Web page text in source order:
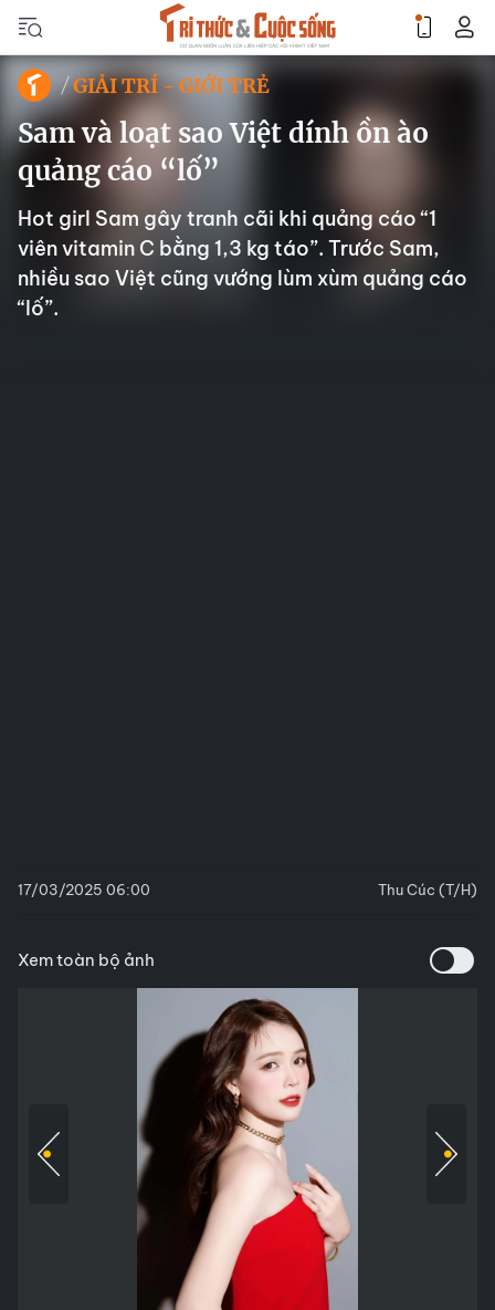
GIẢI TRÍ - GIỚI TRẺ
Sam và loạt sao Việt dính ồn ào
quảng cáo “lố”
Hot girl Sam gây tranh cãi khi quảng cáo “1
viên vitamin C bằng 1,3 kg táo”. Trước Sam,
nhiều sao Việt cũng vướng lùm xùm quảng cáo
“lố”.
17/03/2025 06:00 Thu Cúc (T/H)
Xem toàn bộ ảnh